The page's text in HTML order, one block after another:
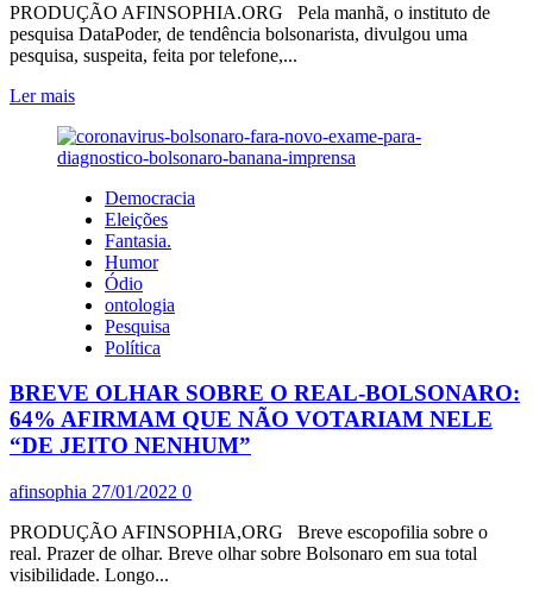
JOIA.
QUERIAM
O
DOS
IGUAIS?
PRODUÇÃO AFINSOPHIA.ORG Pela manhã, o instituto de
pesquisa DataPoder, de tendência bolsonarista, divulgou uma
pesquisa, suspeita, feita por telefone,...
Ler maisLeia
sobre
O
CONTINUA
MAIS
CONSOLIDADO:
PESQUISA
ISTOÉ/SENSUS
MOSTRA
QUE
LULA
NO
1°
TURNO
COM
DOS
VOTOS
VÁLIDOS
Democracia
Eleições
Fantasia.
Humor
Ódio
ontologia
Pesquisa
Política
BREVE OLHAR SOBRE O REAL-BOLSONARO:
64% AFIRMAM QUE NÃO VOTARIAM NELE
“DE JEITO NENHUM”
afinsophia 27/01/2022 0
PRODUÇÃO AFINSOPHIA,ORG Breve escopofilia sobre o
real. Prazer de olhar. Breve olhar sobre Bolsonaro em sua total
visibilidade. Longo...